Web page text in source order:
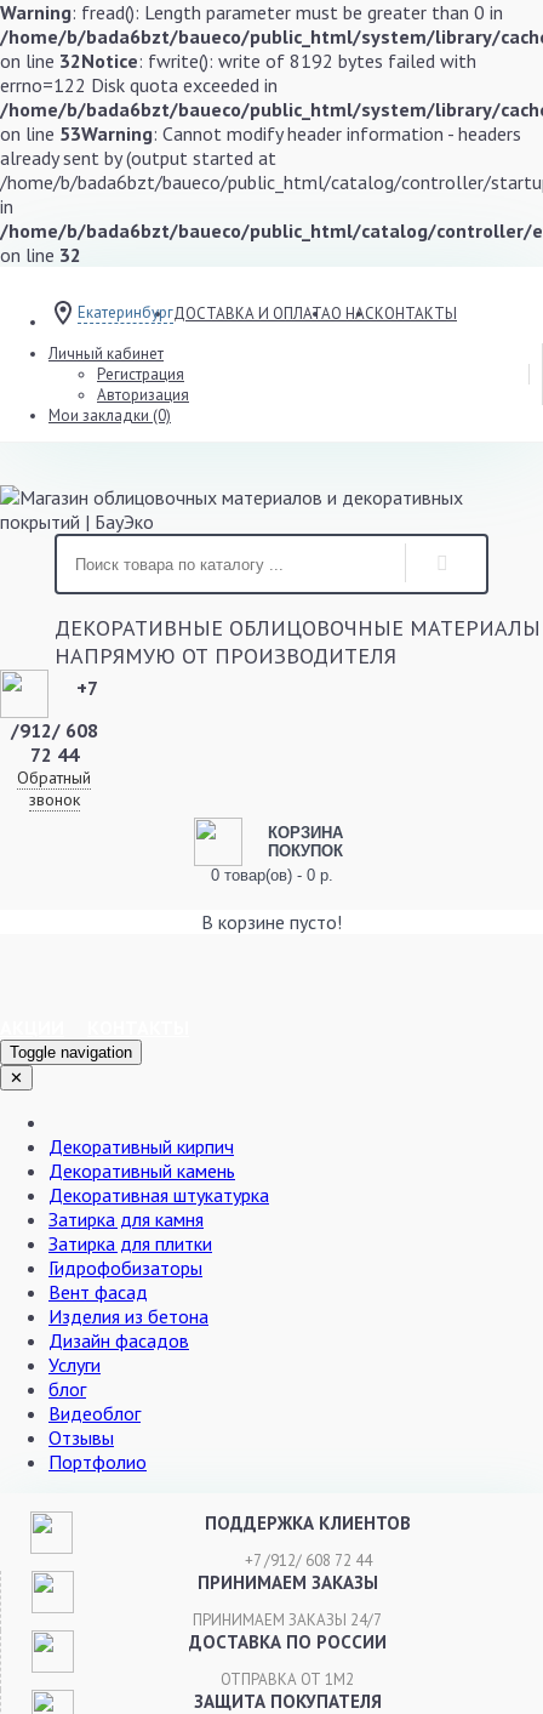
Warning: fread(): Length parameter must be greater than 0 in
/home/b/bada6bzt/baueco/public_html/system/library/
on line 32Notice: fwrite(): write of 8192 bytes failed with
errno=122 Disk quota exceeded in
/home/b/bada6bzt/baueco/public_html/system/library/
on line 53Warning: Cannot modify header information - headers
already sent by (output started at
/home/b/bada6bzt/baueco/public_html/catalog/controller/
in
/home/b/bada6bzt/baueco/public_html/catalog/controller/
on line 32
ЕкатеринбургДОСТАВКА И ОПЛАТАО НАСКОНТАКТЫ
Личный кабинет
Регистрация
Авторизация
Мои закладки (0)
ДЕКОРАТИВНЫЕ ОБЛИЦОВОЧНЫЕ МАТЕРИАЛЫ
НАПРЯМУЮ ОТ ПРОИЗВОДИТЕЛЯ
+7
/912/ 608
72 44
Обратный
звонок
КОРЗИНА
ПОКУПОК
0 товар(ов) - 0 р.
В корзине пусто!
Toggle navigation
✕
Декоративный кирпич
Декоративный камень
Декоративная штукатурка
Затирка для камня
Затирка для плитки
Гидрофобизаторы
Вент фасад
Изделия из бетона
Дизайн фасадов
Услуги
блог
Видеоблог
Отзывы
Портфолио
ПОДДЕРЖКА КЛИЕНТОВ
+7 /912/ 608 72 44
ПРИНИМАЕМ ЗАКАЗЫ
ПРИНИМАЕМ ЗАКАЗЫ 24/7
ДОСТАВКА ПО РОССИИ
ОТПРАВКА ОТ 1М2
ЗАЩИТА ПОКУПАТЕЛЯ